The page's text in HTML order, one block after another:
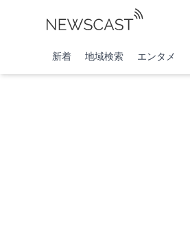
新着 地域検索 エンタメ